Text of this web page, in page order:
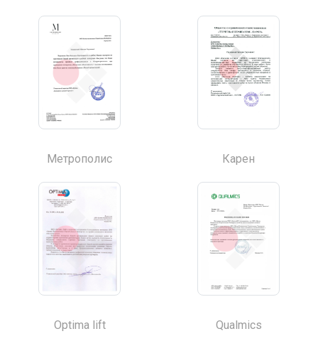
Метрополис Карен
Optima lift Qualmics